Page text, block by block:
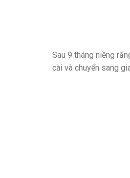
Sau 9 tháng niềng
cài và chuyển sang